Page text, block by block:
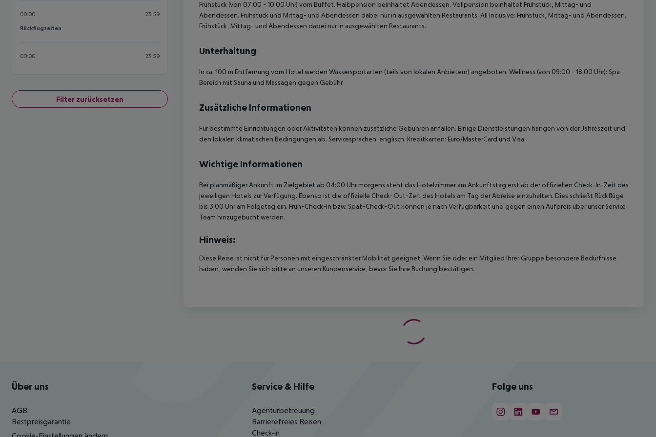
00:00 23:59
Rückflugzeiten
Rückflugzeiten
00:00 23:59
Filter zurücksetzen
Frühstück (von 07:00 - 10:00 Uhr) vom Buffet. Halbpension beinhaltet Abendessen. Vollpension beinhaltet Frühstück, Mittag- und
Abendessen. Frühstück und Mittag- und Abendessen dabei nur in ausgewählten Restaurants. All Inclusive: Frühstück, Mittag- und Abendessen.
Frühstück, Mittag- und Abendessen dabei nur in ausgewählten Restaurants.
Unterhaltung
In ca. 100 m Entfernung vom Hotel werden Wassersportarten (teils von lokalen Anbietern) angeboten. Wellness (von 09:00 - 18:00 Uhr): Spa-
Bereich mit Sauna und Massagen gegen Gebühr.
Zusätzliche Informationen
Für bestimmte Einrichtungen oder Aktivitäten können zusätzliche Gebühren anfallen. Einige Dienstleistungen hängen von der Jahreszeit und
den lokalen klimatischen Bedingungen ab. Servicesprachen: englisch. Kreditkarten: Euro/MasterCard und Visa.
Wichtige Informationen
Bei planmäßiger Ankunft im Zielgebiet ab 04:00 Uhr morgens steht das Hotelzimmer am Ankunftstag erst ab der offiziellen Check-In-Zeit des
jeweiligen Hotels zur Verfügung. Ebenso ist die offizielle Check-Out-Zeit des Hotels am Tag der Abreise einzuhalten. Dies schließt Rückflüge
bis 3:00 Uhr am Folgetag ein. Früh-Check-In bzw. Spät-Check-Out können je nach Verfügbarkeit und gegen einen Aufpreis über unser Service
Team hinzugebucht werden.
Hinweis:
Diese Reise ist nicht für Personen mit eingeschränkter Mobilität geeignet. Wenn Sie oder ein Mitglied Ihrer Gruppe besondere Bedürfnisse
haben, wenden Sie sich bitte an unseren Kundenservice, bevor Sie Ihre Buchung bestätigen.
Footer navigation
Über uns
AGB
Bestpreisgarantie
Service & Hilfe
Agenturbetreuung
Barrierefreies Reisen
Check-in
Folge uns